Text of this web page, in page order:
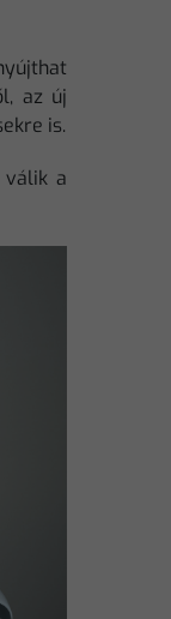
az új
is.
válik a